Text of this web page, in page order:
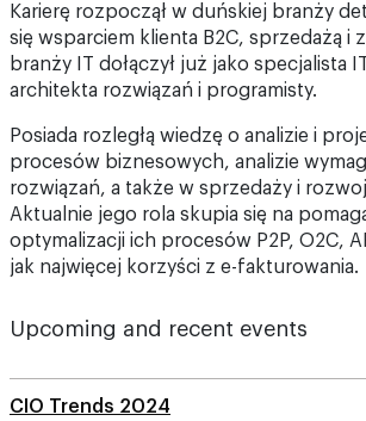
Karierę rozpoczął w duńskiej branży
się wsparciem klienta B2C, sprzedażą i
branży IT dołączył już jako specjalista
architekta rozwiązań i programisty.
Posiada rozległą wiedzę o analizie i
procesów biznesowych, analizie
rozwiązań, a także w sprzedaży i
Aktualnie jego rola skupia się na
optymalizacji ich procesów P2P, O2C,
jak najwięcej korzyści z e-fakturowania.
Upcoming and recent events
CIO Trends 2024